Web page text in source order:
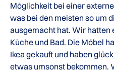
Möglichkeit bei einer
was bei den meisten so um
ausgemacht hat. Wir
Küche und Bad. Die Möbel
Ikea gekauft und haben
etwas umsonst bekommen.